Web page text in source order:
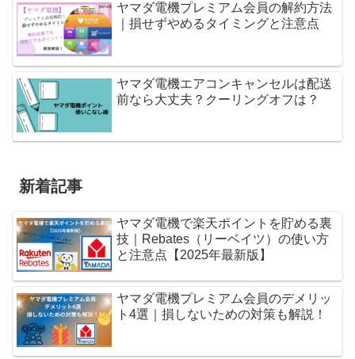
ヤマダ電機プレミアム会員の解約方法
｜損せずやめるタイミングと注意点
ヤマダ電機エアコンキャンセルは配送
前なら大丈夫？クーリングオフは？
新着記事
ヤマダ電機で楽天ポイントを貯める裏
技｜Rebates（リーベイツ）の使い方
と注意点【2025年最新版】
ヤマダ電機プレミアム会員のデメリッ
ト4選｜損しないための対策も解説！